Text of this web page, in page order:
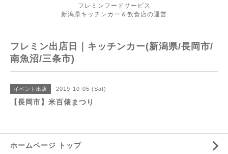
フレミンフードサービス
新潟県キッチンカー＆飲食店の運営
フレミン出店日｜キッチンカー(新潟県/長岡市/
南魚沼/三条市)
イベント出店 2019-10-05 (Sat)
【長岡市】米百俵まつり
ホームページ トップ